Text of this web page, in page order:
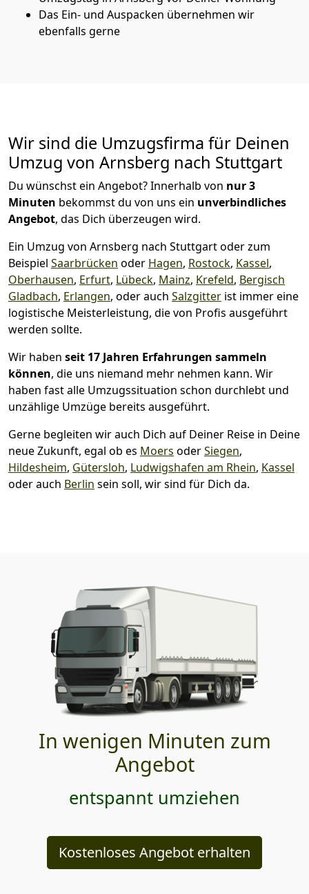
Das Ein- und Auspacken übernehmen wir
ebenfalls gerne
Wir sind die Umzugsfirma für Deinen
Umzug von Arnsberg nach Stuttgart
Du wünschst ein Angebot? Innerhalb von nur 3
Minuten bekommst du von uns ein unverbindliches
Angebot, das Dich überzeugen wird.
Ein Umzug von Arnsberg nach Stuttgart oder zum
Beispiel Saarbrücken oder Hagen, Rostock, Kassel,
Oberhausen, Erfurt, Lübeck, Mainz, Krefeld, Bergisch
Gladbach, Erlangen, oder auch Salzgitter ist immer eine
logistische Meisterleistung, die von Profis ausgeführt
werden sollte.
Wir haben seit 17 Jahren Erfahrungen sammeln
können, die uns niemand mehr nehmen kann. Wir
haben fast alle Umzugssituation schon durchlebt und
unzählige Umzüge bereits ausgeführt.
Gerne begleiten wir auch Dich auf Deiner Reise in Deine
neue Zukunft, egal ob es Moers oderSiegen,
Hildesheim, Gütersloh, Ludwigshafen am Rhein, Kassel
oder auch Berlin sein soll, wir sind für Dich da.
In wenigen Minuten zum
Angebot
entspannt umziehen
Kostenloses Angebot erhalten